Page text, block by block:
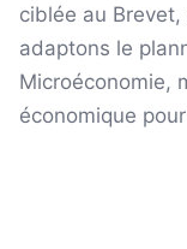
ciblée au
adaptons le
Microéconomie,
économique